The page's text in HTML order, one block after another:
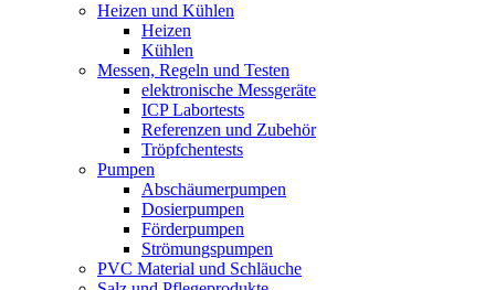
Heizen und Kühlen
Heizen
Kühlen
Messen, Regeln und Testen
elektronische Messgeräte
ICP Labortests
Referenzen und Zubehör
Tröpfchentests
Pumpen
Abschäumerpumpen
Dosierpumpen
Förderpumpen
Strömungspumpen
PVC Material und Schläuche